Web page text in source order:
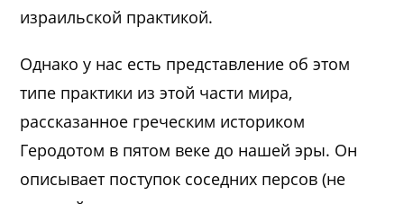
израильской практикой.
Однако у нас есть представление об этом
типе практики из этой части мира,
рассказанное греческим историком
Геродотом в пятом веке до нашей эры. Он
описывает поступок соседних персов (не